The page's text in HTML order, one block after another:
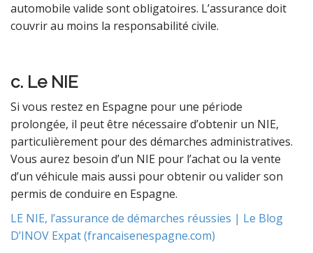
automobile valide sont obligatoires. L’assurance doit
couvrir au moins la responsabilité civile.
c. Le NIE
Si vous restez en Espagne pour une période
prolongée, il peut être nécessaire d’obtenir un NIE,
particulièrement pour des démarches administratives.
Vous aurez besoin d’un NIE pour l’achat ou la vente
d’un véhicule mais aussi pour obtenir ou valider son
permis de conduire en Espagne.
LE NIE, l’assurance de démarches réussies | Le Blog
D’INOV Expat (francaisenespagne.com)